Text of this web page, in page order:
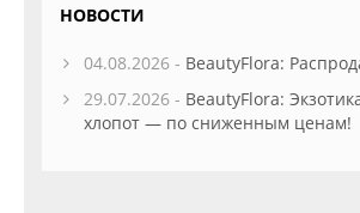
НОВОСТИ
04.08.2026 - BeautyFlora:
29.07.2026 - BeautyFlora:
хлопот — по сниженным ценам!